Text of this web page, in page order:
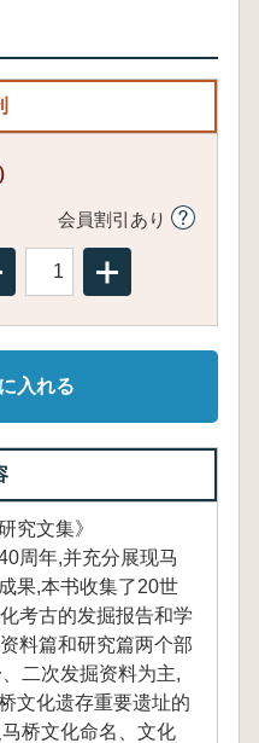
会員割引あり
入れる
究文集》
周年,并充分展现马
果,本书收集了20世
考古的发掘报告和学
料篇和研究篇两个部
二次发掘资料为主,
文化遗存重要遗址的
桥文化命名、文化